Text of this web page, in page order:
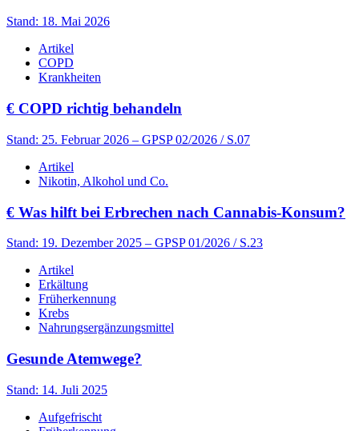
Stand: 18. Mai 2026
Artikel
COPD
Krankheiten
€ COPD richtig behandeln
Stand: 25. Februar 2026 – GPSP 02/2026 / S.07
Artikel
Nikotin, Alkohol und Co.
€ Was hilft bei Erbrechen nach Cannabis-Konsum?
Stand: 19. Dezember 2025 – GPSP 01/2026 / S.23
Artikel
Erkältung
Früherkennung
Krebs
Nahrungsergänzungsmittel
Gesunde Atemwege?
Stand: 14. Juli 2025
Aufgefrischt